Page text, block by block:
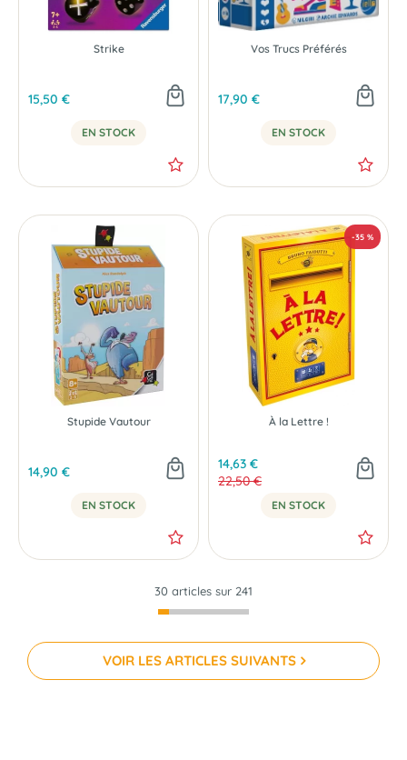
Strike
15,50 €
EN STOCK
Vos Trucs Préférés
17,90 €
EN STOCK
Stupide Vautour
14,90 €
EN STOCK
À la Lettre !
14,63 €
22,50 €
EN STOCK
30 articles sur 241
VOIR LES ARTICLES SUIVANTS